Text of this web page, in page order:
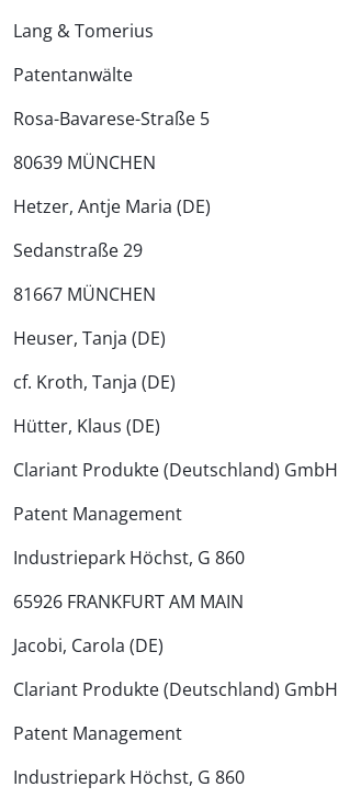
Lang & Tomerius
Patentanwälte
Rosa-Bavarese-Straße 5
80639 MÜNCHEN
Hetzer, Antje Maria (DE)
Sedanstraße 29
81667 MÜNCHEN
Heuser, Tanja (DE)
cf. Kroth, Tanja (DE)
Hütter, Klaus (DE)
Clariant Produkte (Deutschland) GmbH
Patent Management
Industriepark Höchst, G 860
65926 FRANKFURT AM MAIN
Jacobi, Carola (DE)
Clariant Produkte (Deutschland) GmbH
Patent Management
Industriepark Höchst, G 860